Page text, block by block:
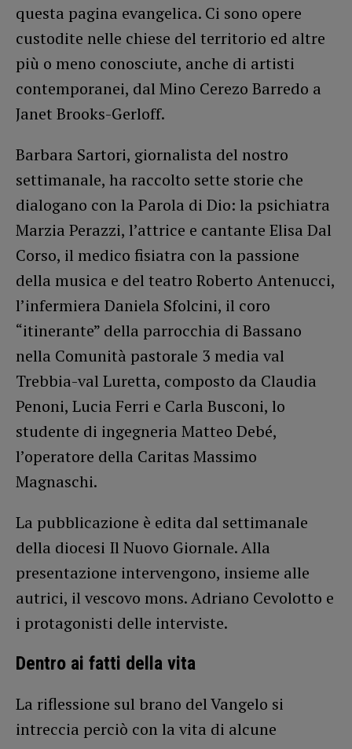
questa pagina evangelica. Ci sono opere
custodite nelle chiese del territorio ed altre
più o meno conosciute, anche di artisti
contemporanei, dal Mino Cerezo Barredo a
Janet Brooks-Gerloff.
Barbara Sartori, giornalista del nostro
settimanale, ha raccolto sette storie che
dialogano con la Parola di Dio: la psichiatra
Marzia Perazzi, l’attrice e cantante Elisa Dal
Corso, il medico fisiatra con la passione
della musica e del teatro Roberto Antenucci,
l’infermiera Daniela Sfolcini, il coro
“itinerante” della parrocchia di Bassano
nella Comunità pastorale 3 media val
Trebbia-val Luretta, composto da Claudia
Penoni, Lucia Ferri e Carla Busconi, lo
studente di ingegneria Matteo Debé,
l’operatore della Caritas Massimo
Magnaschi.
La pubblicazione è edita dal settimanale
della diocesi Il Nuovo Giornale. Alla
presentazione intervengono, insieme alle
autrici, il vescovo mons. Adriano Cevolotto e
i protagonisti delle interviste.
Dentro ai fatti della vita
La riflessione sul brano del Vangelo si
intreccia perciò con la vita di alcune